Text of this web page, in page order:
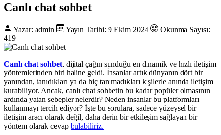
Canlı chat sohbet
Yazar: admin Yayın Tarihi: 9 Ekim 2024
Okunma Sayısı:
419
Canlı chat sohbet, dijital çağın sunduğu en dinamik ve hızlı iletişim
yöntemlerinden biri haline geldi. İnsanlar artık dünyanın dört bir
yanından, tanıdıkları ya da hiç tanımadıkları kişilerle anında iletişim
kurabiliyor. Ancak, canlı chat sohbetin bu kadar popüler olmasının
ardında yatan sebepler nelerdir? Neden insanlar bu platformları
kullanmayı tercih ediyor? İşte bu sorulara, sadece yüzeysel bir
iletişim aracı olarak değil, daha derin bir etkileşim sağlayan bir
yöntem olarak cevap bulabiliriz.